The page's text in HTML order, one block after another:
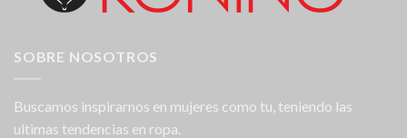
SOBRE NOSOTROS
Buscamos inspirarnos en mujeres como tu, teniendo las
ultimas tendencias en ropa.